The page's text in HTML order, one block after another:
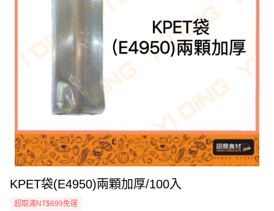
KPET袋(E4950)兩顆加厚/100入
超取滿NT$699免運